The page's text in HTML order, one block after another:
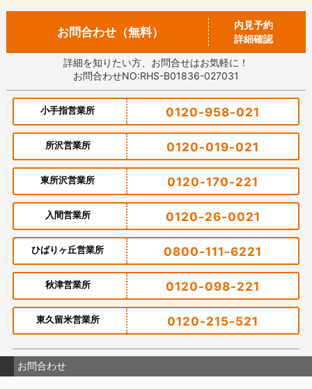
お問合わせ（無料）
内見予約
詳細確認
詳細を知りたい方、お問合せはお気軽に！
お問合わせNO:RHS-B01836-027031
小手指営業所 0120-958-021
所沢営業所 0120-019-021
東所沢営業所 0120-170-221
入間営業所 0120-26-0021
ひばりヶ丘営業所 0800-111-6221
秋津営業所 0120-098-221
東久留米営業所 0120-215-521
お問合わせ